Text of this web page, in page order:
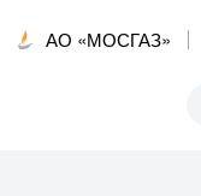
АО «МОСГАЗ»